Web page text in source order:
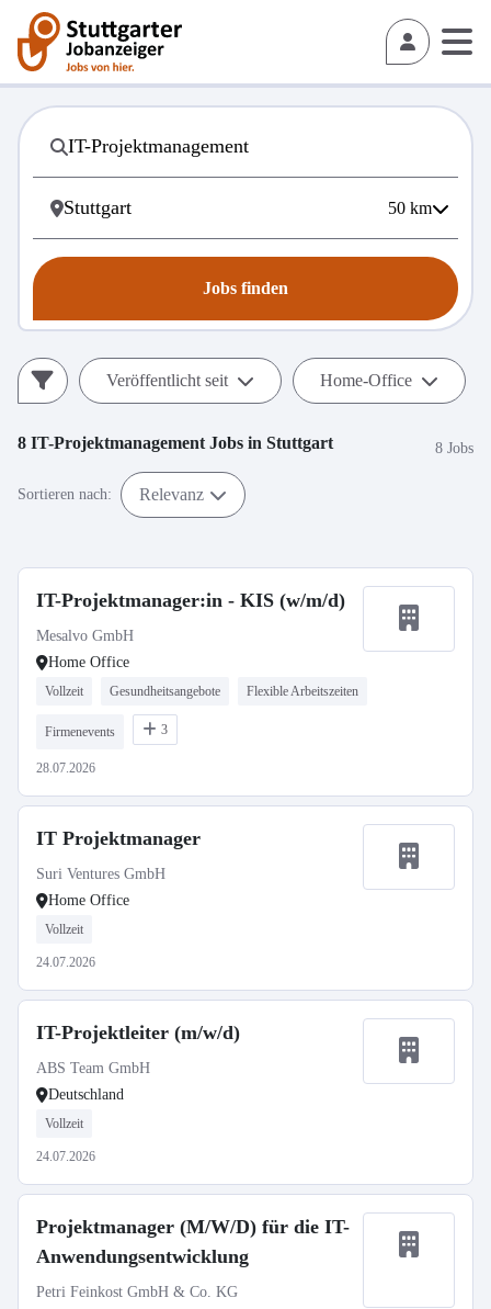
50 km
Jobs finden
Veröffentlicht seit Home-Office
8 IT-Projektmanagement Jobs in Stuttgart 8 Jobs
Sortieren nach: Relevanz
IT-Projektmanager:in - KIS (w/m/d)
Mesalvo GmbH
Home Office
Vollzeit Gesundheitsangebote Flexible Arbeitszeiten
Firmenevents 3
28.07.2026
IT Projektmanager
Suri Ventures GmbH
Home Office
Vollzeit
24.07.2026
IT-Projektleiter (m/w/d)
ABS Team GmbH
Deutschland
Vollzeit
24.07.2026
Projektmanager (M/W/D) für die IT-
Anwendungsentwicklung
Petri Feinkost GmbH & Co. KG